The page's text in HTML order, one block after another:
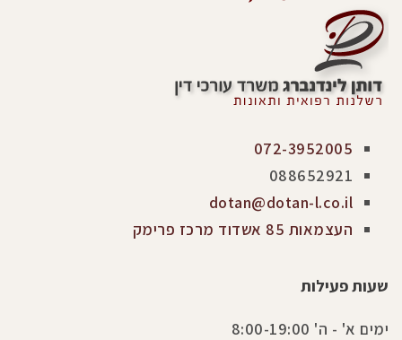
072-3952005
088652921
dotan@dotan-l.co.il
העצמאות 85 אשדוד מרכז פרימק
שעות פעילות
ימים א' - ה' 8:00-19:00